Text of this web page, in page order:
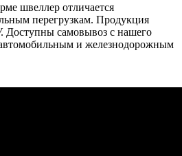
швеллер отличается
перегрузкам. Продукция
Доступны самовывоз с нашего
автомобильным и железнодорожным